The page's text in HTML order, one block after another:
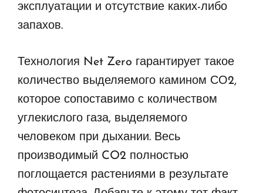
эксплуатации и отсутствие каких-либо
запахов.
Технология Net Zero гарантирует такое
количество выделяемого камином СО2,
которое сопоставимо с количеством
углекислого газа, выделяемого
человеком при дыхании. Весь
производимый CO2 полностью
поглощается растениями в результате